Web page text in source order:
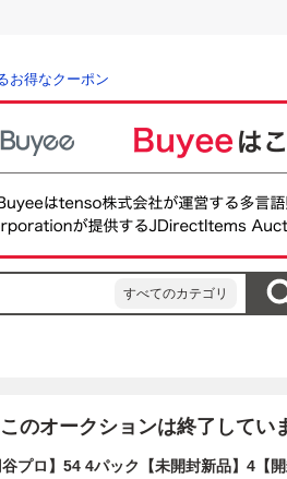
お得なクーポン
すべてのカテゴリ
このオークションは終了してい
プロ】54 4パック【未開封新品】4【